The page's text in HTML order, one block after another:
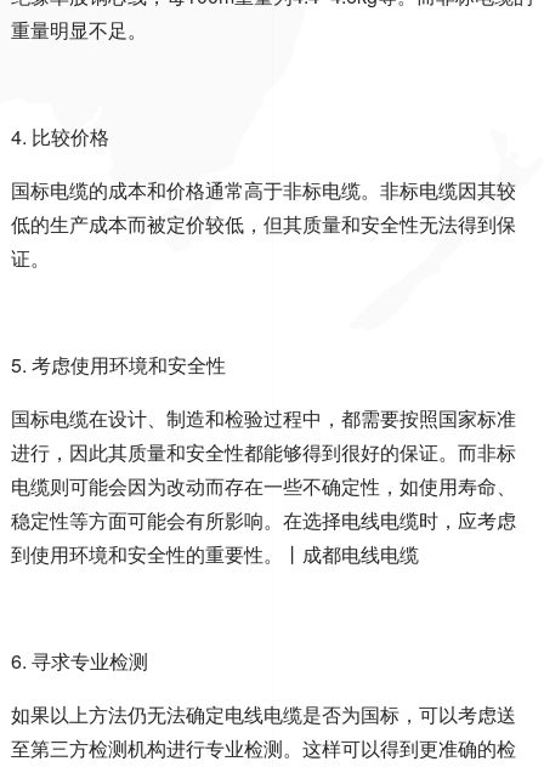
重量明显不足。
4. 比较价格
国标电缆的成本和价格通常高于非标电缆。非标电缆因其较
低的生产成本而被定价较低，但其质量和安全性无法得到保
证。
5. 考虑使用环境和安全性
国标电缆在设计、制造和检验过程中，都需要按照国家标准
进行，因此其质量和安全性都能够得到很好的保证。而非标
电缆则可能会因为改动而存在一些不确定性，如使用寿命、
稳定性等方面可能会有所影响。在选择电线电缆时，应考虑
到使用环境和安全性的重要性。
丨 成都电线电缆
6. 寻求专业检测
如果以上方法仍无法确定电线电缆是否为国标，可以考虑送
至第三方检测机构进行专业检测。这样可以得到更准确的检